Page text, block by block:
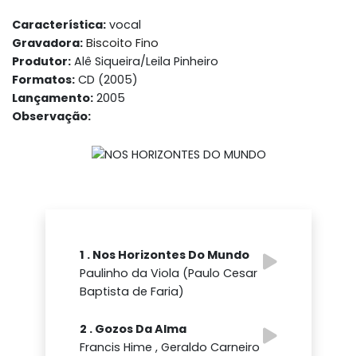
Característica: vocal
Gravadora: Biscoito Fino
Produtor: Alê Siqueira/Leila Pinheiro
Formatos: CD (2005)
Lançamento: 2005
Observação:
1 . Nos Horizontes Do Mundo
Paulinho da Viola (Paulo Cesar
Baptista de Faria)
2 . Gozos Da Alma
Francis Hime , Geraldo Carneiro